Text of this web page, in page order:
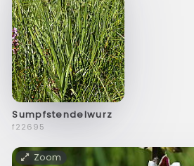
Sumpfstendelwurz
f22695
Zoom